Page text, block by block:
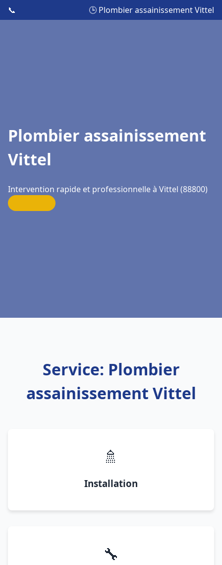
📞 🕒 Plombier assainissement Vittel
Plombier assainissement
Vittel
Intervention rapide et professionnelle à Vittel (88800)
Service: Plombier
assainissement Vittel
🚿
Installation
🔧